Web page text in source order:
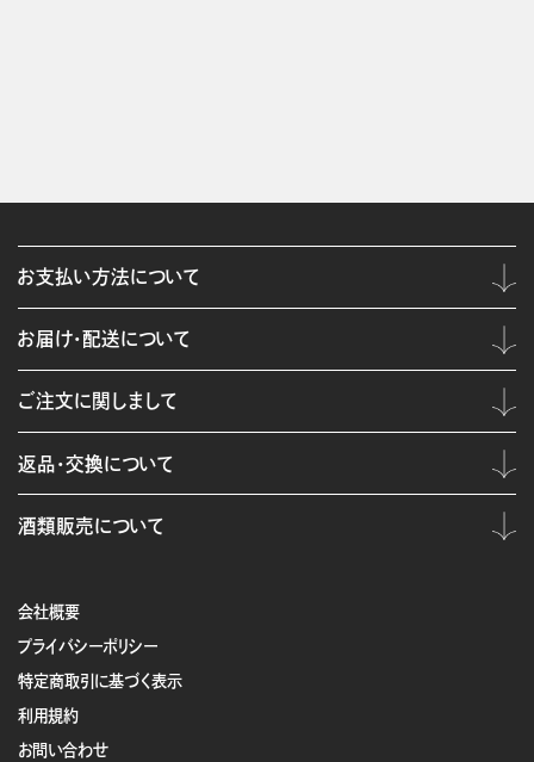
会社概要
プライバシーポリシー
特定商取引に基づく表示
利用規約
お問い合わせ
お支払い方法について
お届け・配送について
ご注文に関しまして
返品・交換について
酒類販売について